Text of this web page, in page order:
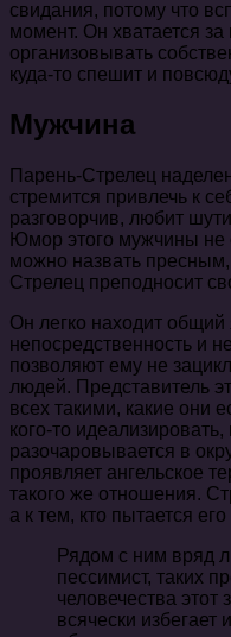
свидания, потому что
момент. Он хватается
организовывать
куда-то спешит и
Мужчина
Парень-Стрелец
стремится привлечь к
разговорчив, любит
Юмор этого мужчины не
можно назвать
Стрелец преподносит
Он легко находит общий
непосредственность и
позволяют ему не
людей. Представитель
всех такими, какие они
кого-то
разочаровывается в
проявляет ангельское
такого же отношения.
а к тем, кто пытается
Рядом с ним вряд
пессимист, таких
человечества этот
всячески избегает